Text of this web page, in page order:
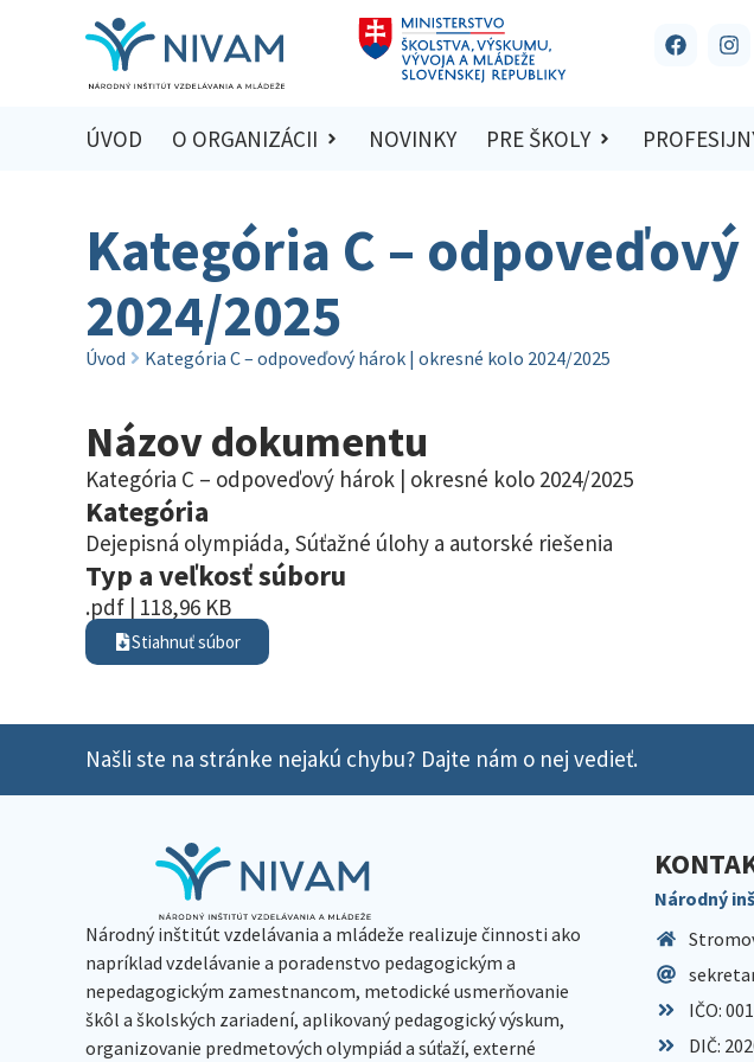
ÚVOD O ORGANIZÁCII NOVINKY PRE ŠKOLY
Kategória C –
2024/2025
Úvod Kategória C – odpoveďový hárok | okresné kolo 2024/2025
Názov dokumentu
Kategória C – odpoveďový hárok | okresné kolo 2024/2025
Kategória
Dejepisná olympiáda, Súťažné úlohy a autorské riešenia
Typ a veľkosť súboru
.pdf | 118,96 KB
Stiahnuť súbor
Našli ste na stránke nejakú chybu? Dajte nám o nej vedieť.
Národný inštitút vzdelávania a mládeže realizuje činnosti ako
napríklad vzdelávanie a poradenstvo pedagogickým a
nepedagogickým zamestnancom, metodické usmerňovanie
škôl a školských zariadení, aplikovaný pedagogický výskum,
organizovanie predmetových olympiád a súťaží, externé
Národný
IČO:
DIČ: